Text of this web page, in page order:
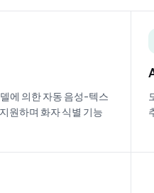
에 의한 자동 음성-텍스
원하며 화자 식별 기능